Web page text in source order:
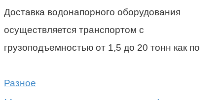
Доставка водонапорного оборудования
осуществляется транспортом с
грузоподъемностью от 1,5 до 20 тонн как по
Разное